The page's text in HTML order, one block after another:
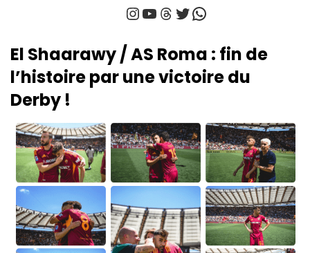
Instagram
YouTube
Threads
Twitter
WhatsApp
El Shaarawy / AS Roma : fin de
l’histoire par une victoire du
Derby !